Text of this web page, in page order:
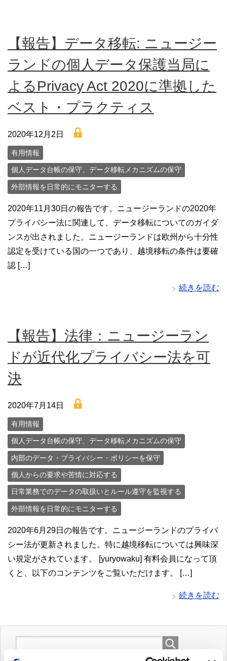
【報告】データ移転: ニュージー
ランドの個人データ保護当局に
よるPrivacy Act 2020に準拠した
ベスト・プラクティス
2020年12月2日 lock
有用情報
個人データ台帳の保守、データ移転メカニズムの保守
外部情報を日常的にモニターする
2020年11月30日の報告です。ニュージーランドの2020年
プライバシー法に関連して、データ移転についてのガイダ
ンスが出されました。ニュージーランドは欧州から十分性
認定を受けている国の一つであり、越境移転の条件は要確
認 […]
続きを読む
【報告】法律：ニュージーラン
ドが近代化プライバシー法を可
決
2020年7月14日 lock
有用情報
個人データ台帳の保守、データ移転メカニズムの保守
内部のデータ・プライバシー・ポリシーを保守
個人からの要求や苦情に対応する
日常業務でのデータの取扱いとルール遵守を監視する
外部情報を日常的にモニターする
2020年6月29日の報告です。ニュージーランドのプライバ
シー法が更新されました。特に越境移転については興味深
い規定がされています。 [yuryowaku] 有料会員になって頂
くと、以下のコンテンツをご覧いただけます。 […]
続きを読む